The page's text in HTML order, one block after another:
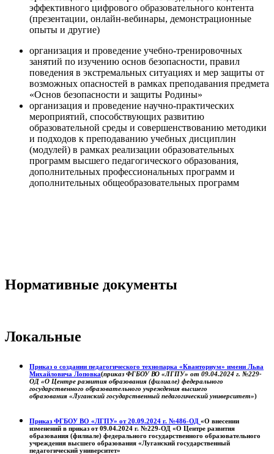
эффективного цифрового образовательного контента
(презентации, онлайн-вебинары, демонстрационные
опыты и другие)
организация и проведение учебно-тренировочных
занятий по изучению основ безопасности, правил
поведения в экстремальных ситуациях и мер защиты от
возможных опасностей в рамках преподавания предмета
«Основ безопасности и защиты Родины»
организация и проведение научно-практических
мероприятий, способствующих развитию
образовательной среды и совершенствованию методики
и подходов к преподаванию учебных дисциплин
(модулей) в рамках реализации образовательных
программ высшего педагогического образования,
дополнительных профессиональных программ и
дополнительных общеобразовательных программ
Нормативные документы
Локальные
Приказ о создании педагогического технопарка «Кванториум» имени Льва
Михайловича Лоповка(приказ ФГБОУ ВО «ЛГПУ» от 09.04.2024 г. №229-
ОД «О Центре развития образования (филиале) федерального
государственного образовательного учреждения высшего
образования «Луганский государственный педагогический университет»)
Приказ ФГБОУ ВО «ЛГПУ» от 20.09.2024 г. №486-ОД «О внесении
изменений в приказ от 09.04.2024 г. №229-ОД «О Центре развития
образования (филиале) федерального государственного образовательного
учреждения высшего образования «Луганский государственный
педагогический университет»